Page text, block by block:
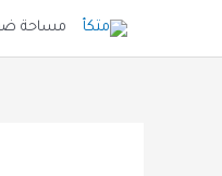
مساحة